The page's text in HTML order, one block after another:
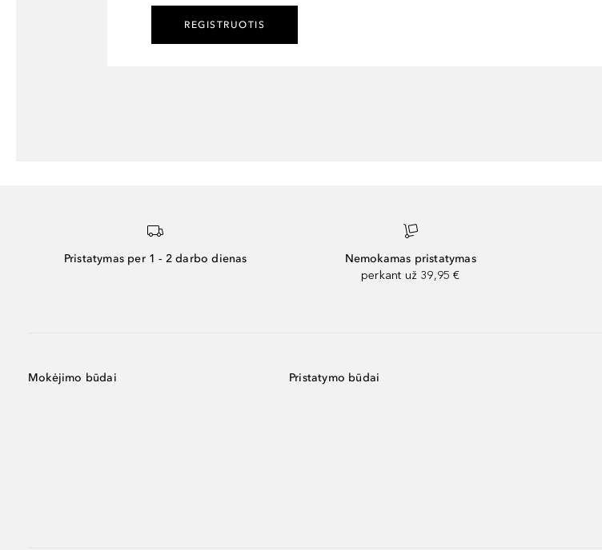
REGISTRUOTIS
Pristatymas per 1 - 2 darbo dienas
Nemokamas pristatymas
perkant už 39,95 €
Mokėjimo būdai Pristatymo būdai